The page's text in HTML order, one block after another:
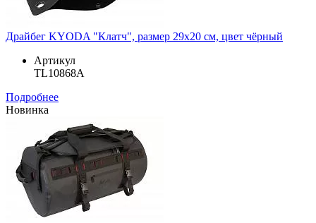
Драйбег KYODA "Клатч", размер 29х20 см, цвет чёрный
Артикул
TL10868A
Подробнее
Новинка